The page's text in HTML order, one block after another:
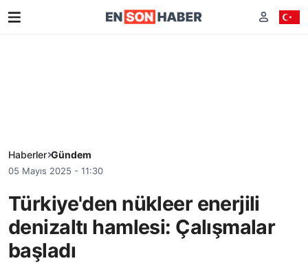
Haberler Gündem
05 Mayıs 2025 - 11:30
Türkiye'den nükleer enerjili
denizaltı hamlesi: Çalışmalar
başladı